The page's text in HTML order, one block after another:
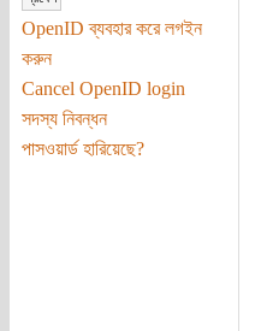
OpenID ব্যবহার করে লগইন
করুন
Cancel OpenID login
সদস্য নিবন্ধন
পাসওয়ার্ড হারিয়েছে?